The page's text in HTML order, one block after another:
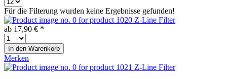
Für die Filterung wurden keine Ergebnisse gefunden!
Z-Line Filter
ab 17,90 € *
In den Warenkorb
Merken
Z-Line Filter